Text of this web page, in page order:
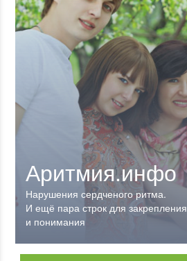
Аритмия.инфо
Нарушения сердченого ритма.
И ещё пара строк для закрепления
и понимания
Аритмия.инфо
Нарушения сердченого ритма.
И ещё пара строк для закрепления
и понимания